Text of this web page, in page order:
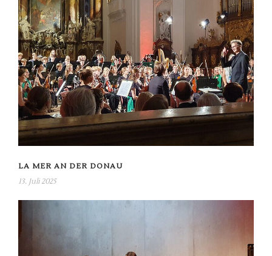
LA MER AN DER DONAU
13. Juli 2025